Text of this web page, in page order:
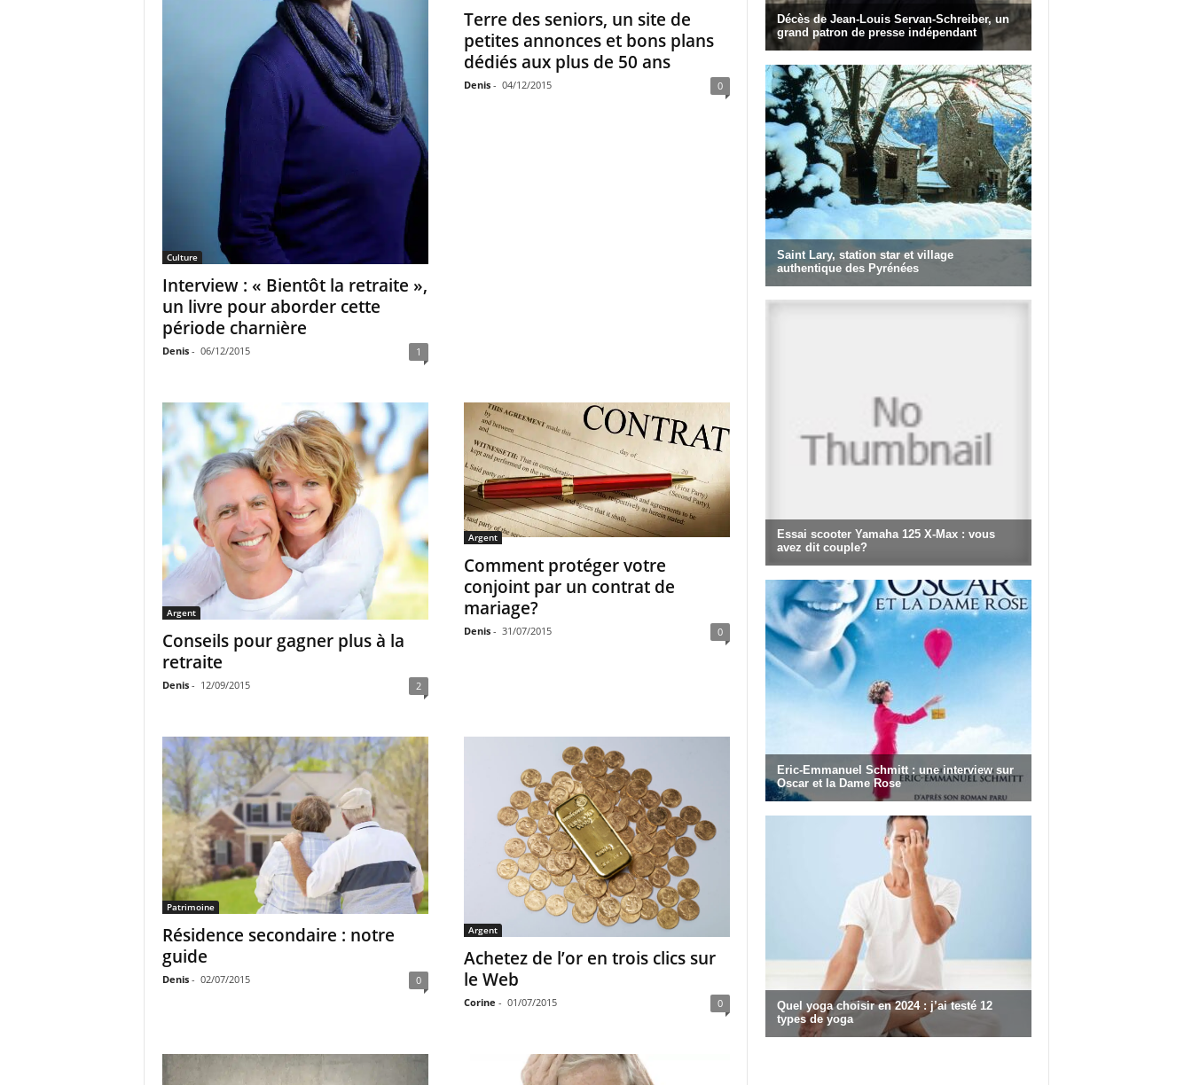
Culture
Interview : « Bientôt la retraite »,
un livre pour aborder cette
période charnière
Denis - 06/12/2015 1
Terre des seniors, un site de
petites annonces et bons plans
dédiés aux plus de 50 ans
Denis - 04/12/2015 0
Argent
Conseils pour gagner plus à la
retraite
Denis - 12/09/2015 2
Argent
Comment protéger votre
conjoint par un contrat de
mariage?
Denis - 31/07/2015 0
Patrimoine
Résidence secondaire : notre
guide
Denis - 02/07/2015 0
Argent
Achetez de l’or en trois clics sur
le Web
Corine - 01/07/2015 0